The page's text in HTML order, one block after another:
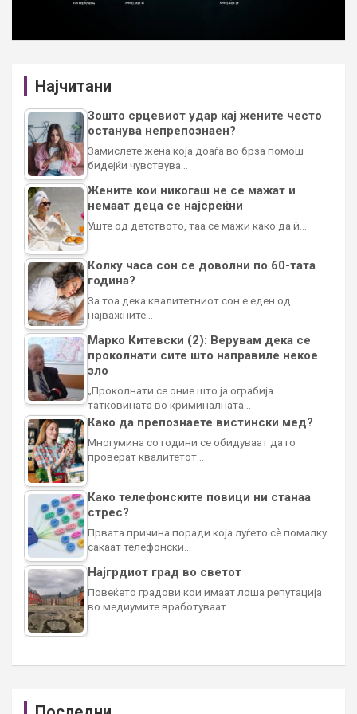
Најчитани
Зошто срцевиот удар кај жените често
останува непрепознаен?
Замислете жена која доаѓа во брза помош
бидејќи чувствува…
Жените кои никогаш не се мажат и
немаат деца се најсреќни
Уште од детството, таа се мажи како да ѝ…
Колку часа сон се доволни по 60-тата
година?
За тоа дека квалитетниот сон е еден од
најважните…
Марко Китевски (2): Верувам дека се
проколнати сите што направиле некое
зло
„Проколнати се оние што ја ограбија
татковината во криминалната…
Како да препознаете вистински мед?
Многумина со години се обидуваат да го
проверат квалитетот…
Како телефонските повици ни станаа
стрес?
Првата причина поради која луѓето сè помалку
сакаат телефонски…
Најгрдиот град во светот
Повеќето градови кои имаат лоша репутација
во медиумите вработуваат…